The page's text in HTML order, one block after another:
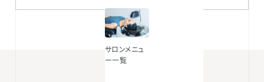
サロンメニュ
ー一覧